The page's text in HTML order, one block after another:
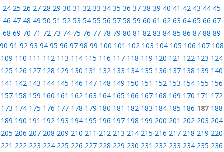
24 25 26 27 28 29 30 31 32 33 34 35 36 37 38 39 40 41 42 43 44 45
46 47 48 49 50 51 52 53 54 55 56 57 58 59 60 61 62 63 64 65 66 67
68 69 70 71 72 73 74 75 76 77 78 79 80 81 82 83 84 85 86 87 88 89
90 91 92 93 94 95 96 97 98 99 100 101 102 103 104 105 106 107 108
109 110 111 112 113 114 115 116 117 118 119 120 121 122 123 124
125 126 127 128 129 130 131 132 133 134 135 136 137 138 139 140
141 142 143 144 145 146 147 148 149 150 151 152 153 154 155 156
157 158 159 160 161 162 163 164 165 166 167 168 169 170 171 172
173 174 175 176 177 178 179 180 181 182 183 184 185 186 187 188
189 190 191 192 193 194 195 196 197 198 199 200 201 202 203 204
205 206 207 208 209 210 211 212 213 214 215 216 217 218 219 220
221 222 223 224 225 226 227 228 229 230 231 232 233 234 235 236